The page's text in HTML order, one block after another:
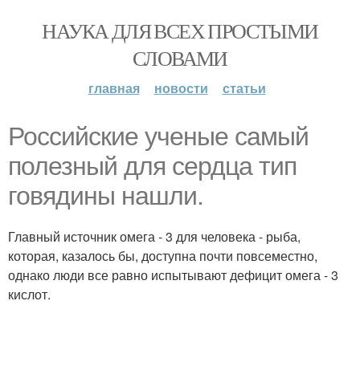
НАУКА ДЛЯ ВСЕХ ПРОСТЫМИ
СЛОВАМИ
главная новости статьи
Российские ученые самый
полезный для сердца тип
говядины нашли.
Главный источник омега - 3 для человека - рыба,
которая, казалось бы, доступна почти повсеместно,
однако люди все равно испытывают дефицит омега - 3
кислот.